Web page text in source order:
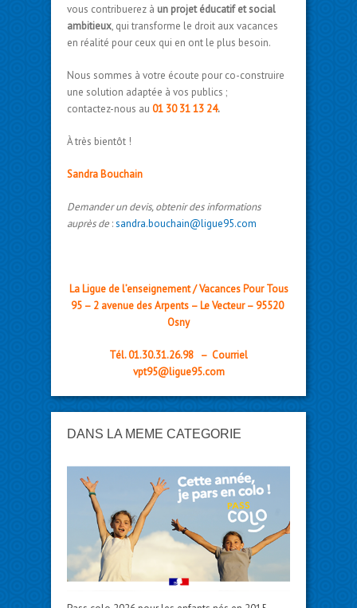
vous contribuerez à un projet éducatif et social
ambitieux, qui transforme le droit aux vacances
en réalité pour ceux qui en ont le plus besoin.
Nous sommes à votre écoute pour co-construire
une solution adaptée à vos publics ;
contactez-nous au 01 30 31 13 24.
À très bientôt !
Sandra Bouchain
Demander un devis, obtenir des informations
auprès de :sandra.bouchain@ligue95.com
La Ligue de l’enseignement / Vacances Pour Tous
95 – 2 avenue des Arpents – Le Vecteur – 95520
Osny
Tél. 01.30.31.26.98 – Courriel
vpt95@ligue95.com
DANS LA MÊME CATÉGORIE